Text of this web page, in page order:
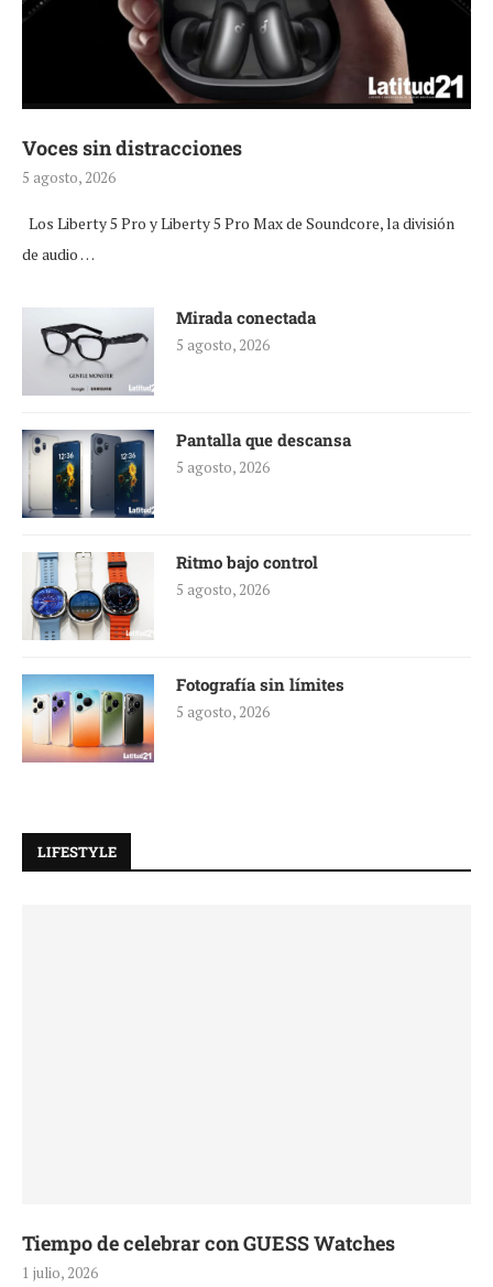
Voces sin distracciones
5 agosto, 2026
Los Liberty 5 Pro y Liberty 5 Pro Max de Soundcore, la división
de audio …
Mirada conectada
5 agosto, 2026
Pantalla que descansa
5 agosto, 2026
Ritmo bajo control
5 agosto, 2026
Fotografía sin límites
5 agosto, 2026
LIFESTYLE
Tiempo de celebrar con GUESS Watches
1 julio, 2026